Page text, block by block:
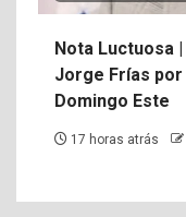
Nota Luctuosa
Jorge Frías
Domingo Este
17 horas atrás